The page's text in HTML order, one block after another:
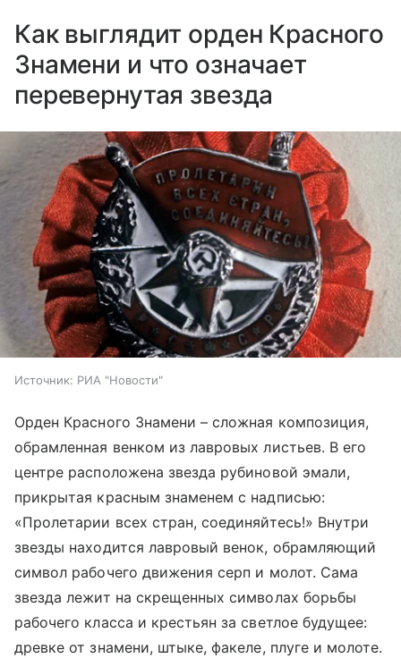
Как выглядит орден Красного
Знамени и что означает
перевернутая звезда
Источник: РИА "Новости"
Орден Красного Знамени – сложная композиция,
обрамленная венком из лавровых листьев. В его
центре расположена звезда рубиновой эмали,
прикрытая красным знаменем с надписью:
«Пролетарии всех стран, соединяйтесь!» Внутри
звезды находится лавровый венок, обрамляющий
символ рабочего движения серп и молот. Сама
звезда лежит на скрещенных символах борьбы
рабочего класса и крестьян за светлое будущее:
древке от знамени, штыке, факеле, плуге и молоте.